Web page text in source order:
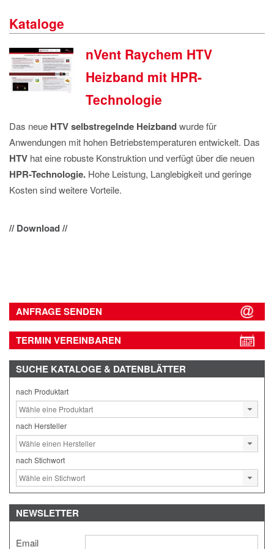
DATENSCHUTZ
Kataloge
nVent Raychem HTV
Heizband mit HPR-
Technologie
Das neue HTVselbstregelnde Heizbandwurde für
Anwendungen mit hohen Betriebstemperaturen entwickelt. Das
HTV hat eine robuste Konstruktion und verfügt über die neuen
HPR-Technologie. Hohe Leistung, Langlebigkeit und geringe
Kosten sind weitere Vorteile.
// Download //
ANFRAGE SENDEN
TERMIN VEREINBAREN
SUCHE KATALOGE & DATENBLÄTTER
nach Produktart
nach Hersteller
nach Stichwort
NEWSLETTER
Email